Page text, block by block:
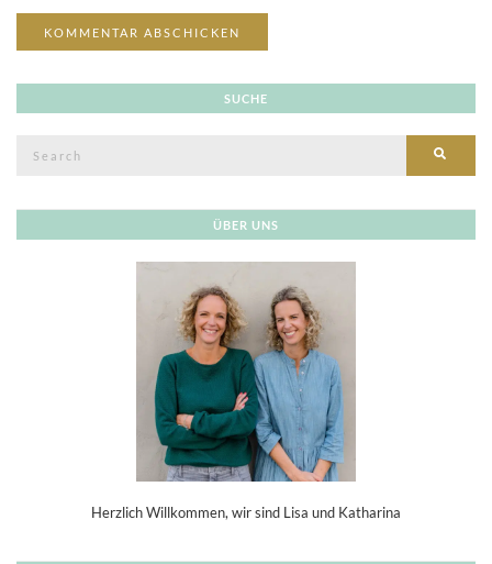
SUCHE
ÜBER UNS
Herzlich Willkommen, wir sind Lisa und Katharina